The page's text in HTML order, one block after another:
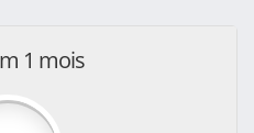
1 mois